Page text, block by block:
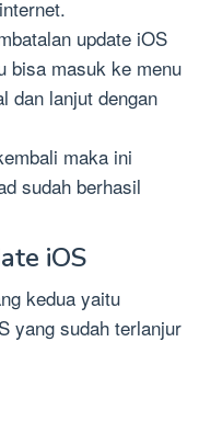
update iOS
bisa masuk ke menu
dan lanjut dengan
maka ini
sudah berhasil
iOS
kedua yaitu
yang sudah terlanjur